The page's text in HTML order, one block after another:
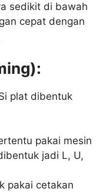
sedikit di bawah
cepat dengan
plat dibentuk
pakai mesin
jadi L, U,
pakai cetakan